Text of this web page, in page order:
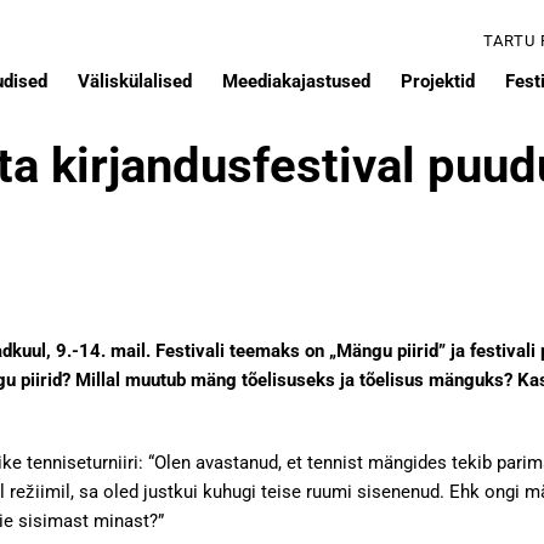
TARTU
Väliskülalised Meediakajastused Projektid
kirjandusfestival
9.-14. mail. Festivali teemaks on „Mängu piirid” ja
piirid? Millal muutub mäng tõelisuseks ja tõelisus mänguks?
tenniseturniiri: “Olen avastanud, et tennist mängides tekib
sa oled justkui kuhugi teise ruumi sisenenud. Ehk ongi
sisimast minast?”